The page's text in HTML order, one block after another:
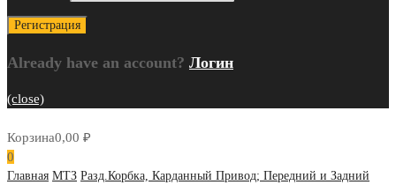
Already have an account? Логин
(close)
Корзина0,00 ₽
0
Главная МТЗ Разд.Корбка, Карданный Привод; Передний и Задний